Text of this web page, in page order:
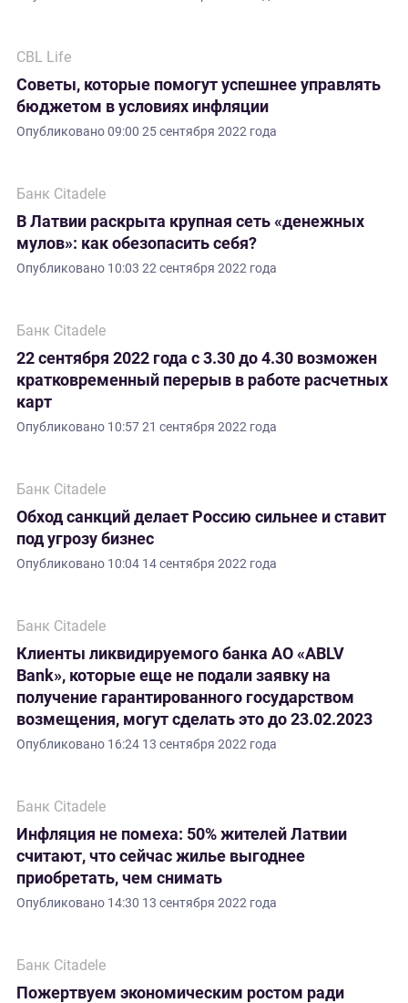
CBL Life
Советы, которые помогут успешнее управлять
бюджетом в условиях инфляции
Опубликовано09:00 25 сентября 2022 года
Банк Citadele
В Латвии раскрыта крупная сеть «денежных
мулов»: как обезопасить себя?
Опубликовано 10:03 22 сентября 2022 года
Банк Citadele
22 сентября 2022 года с 3.30 до 4.30 возможен
кратковременный перерыв в работе расчетных
карт
Опубликовано 10:57 21 сентября 2022 года
Банк Citadele
Обход санкций делает Россию сильнее и ставит
под угрозу бизнес
Опубликовано 10:04 14 сентября 2022 года
Банк Citadele
Клиенты ликвидируемого банка АО «ABLV
Bank», которые еще не подали заявку на
получение гарантированного государством
возмещения, могут сделать это до 23.02.2023
Опубликовано 16:24 13 сентября 2022 года
Банк Citadele
Инфляция не помеха: 50% жителей Латвии
считают, что сейчас жилье выгоднее
приобретать, чем снимать
Опубликовано 14:30 13 сентября 2022 года
Банк Citadele
Пожертвуем экономическим ростом ради